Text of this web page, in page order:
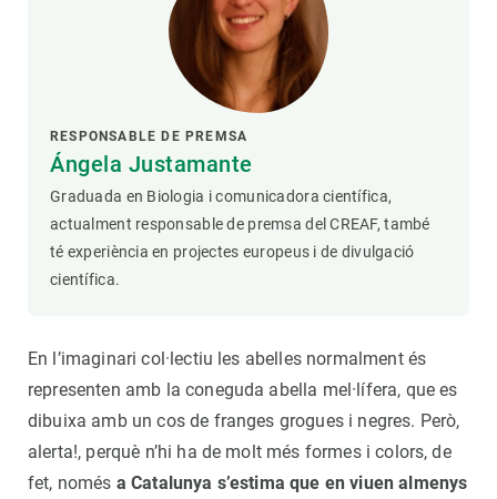
RESPONSABLE DE PREMSA
Ángela Justamante
Graduada en Biologia i comunicadora científica,
actualment responsable de premsa del CREAF, també
té experiència en projectes europeus i de divulgació
científica.
En l’imaginari col·lectiu les abelles normalment és
representen amb la coneguda abella mel·lífera, que es
dibuixa amb un cos de franges grogues i negres. Però,
alerta!, perquè n’hi ha de molt més formes i colors, de
fet, només a Catalunya s’estima que en viuen almenys